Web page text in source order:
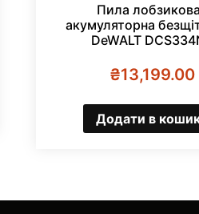
Пила лобзикова
акумуляторна
DeWALT
₴13,199.00
Додати в